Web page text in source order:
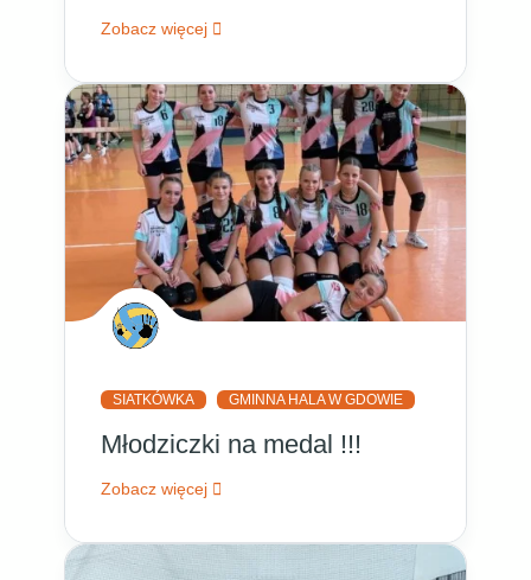
Zobacz więcej
SIATKÓWKA GMINNA HALA W GDOWIE
Młodziczki na medal !!!
Zobacz więcej